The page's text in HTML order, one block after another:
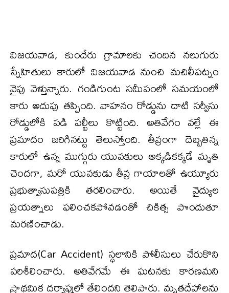
విజయవాడ, కుందేరు గ్రామాలకు చెందిన నలుగురు
స్నేహితులు కారులో విజయవాడ నుంచి మచిలీపట్నం
వైపు వెళ్తున్నారు. గండిగుంట సమీపంలో సమయంలో
కారు అదుపు తప్పింది. వాహనం రోడ్డును దాటి సర్వీసు
రోడ్డులోకి పడి పల్టీలు కొట్టింది. అతివేగం వల్లే ఈ
ప్రమాదం జరిగినట్టు తెలుస్తోంది. తీవ్రంగా దెబ్బతిన్న
కారులో ఉన్న ముగ్గురు యువకులు అక్కడికక్కడే మృతి
చెందగా, మరో యువకుడు తీవ్ర గాయాలతో ఉయ్యూరు
ప్రభుత్వాసుపత్రికి తరలించారు. అయితే వైద్యుల
ప్రయత్నాలు ఫలించకపోవడంతో చికిత్స పొందుతూ
మరణించాడు.
ప్రమాద(Car Accident) స్థలానికి పోలీసులు చేరుకొని
పరిశీలించారు. అతివేగమే ఈ ఘటనకు కారణమని
ప్రాథమిక దర్యాప్తులో తేలిందని తెలిపారు. మృతదేహాలను